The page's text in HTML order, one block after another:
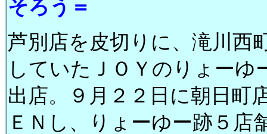
そろう＝
芦別店を皮切りに、滝川西
していたＪＯＹのりょーゆ
出店。９月２２日に朝日町
ＥＮし、りょーゆー跡５店